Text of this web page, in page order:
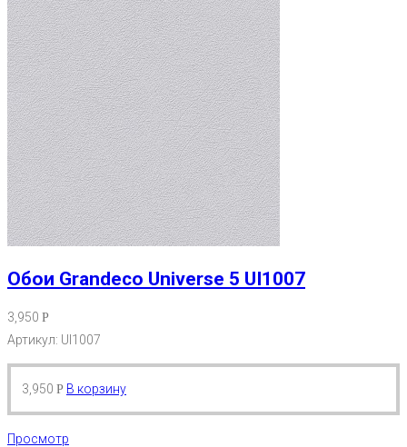
Обои Grandeco Universe 5 UI1007
3,950 Р
Артикул: UI1007
3,950 Р В корзину
Просмотр